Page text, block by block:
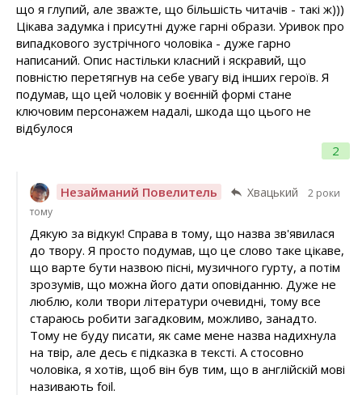
2
що я глупий, але зважте, що більшість читачів - такі ж)))
Цікава задумка і присутні дуже гарні образи. Уривок про
випадкового зустрічного чоловіка - дуже гарно
написаний. Опис настільки класний і яскравий, що
повністю перетягнув на себе увагу від інших героїв. Я
подумав, що цей чоловік у воєнній формі стане
ключовим персонажем надалі, шкода що цього не
відбулося
Незайманий Повелитель Хвацький
2 роки
тому
Дякую за відкук! Справа в тому, що назва зв'явилася
до твору. Я просто подумав, що це слово таке цікаве,
що варте бути назвою пісні, музичного гурту, а потім
зрозумів, що можна його дати оповіданню. Дуже не
люблю, коли твори літератури очевидні, тому все
стараюсь робити загадковим, можливо, занадто.
Тому не буду писати, як саме мене назва надихнула
на твір, але десь є підказка в тексті. А стосовно
чоловіка, я хотів, щоб він був тим, що в англійскій мові
називають foil.